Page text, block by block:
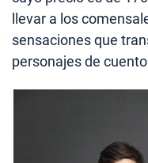
llevar a los
sensaciones que
personajes de cuento